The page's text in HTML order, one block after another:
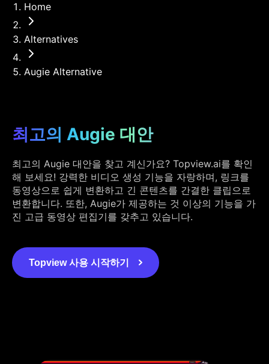
Home
Alternatives
Augie Alternative
최고의 Augie 대안
최고의 Augie 대안을 찾고 계신가요? Topview.ai를 확인
해 보세요! 강력한 비디오 생성 기능을 자랑하며, 링크를
동영상으로 쉽게 변환하고 긴 콘텐츠를 간결한 클립으로
변환합니다. 또한, Augie가 제공하는 것 이상의 기능을 가
진 고급 동영상 편집기를 갖추고 있습니다.
Topview 사용 시작하기